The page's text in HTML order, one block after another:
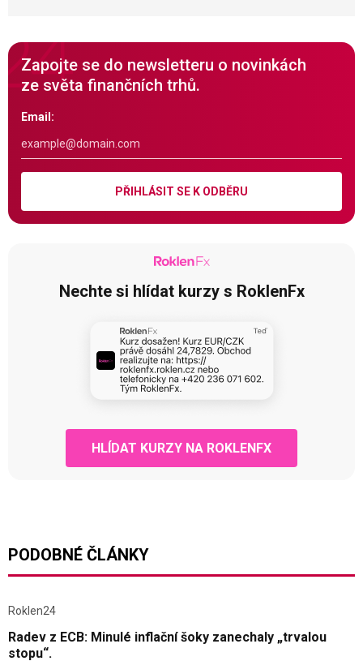
Zapojte se do newsletteru o novinkách
ze světa finančních trhů.
Email:
PŘIHLÁSIT SE K ODBĚRU
Nechte si hlídat kurzy s RoklenFx
HLÍDAT KURZY NA ROKLENFX
PODOBNÉ ČLÁNKY
Roklen24
Radev z ECB: Minulé inflační šoky zanechaly „trvalou
stopu“.